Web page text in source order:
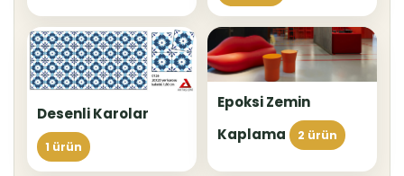
Desenli Karolar
1 ürün
Epoksi Zemin
Kaplama
2 ürün